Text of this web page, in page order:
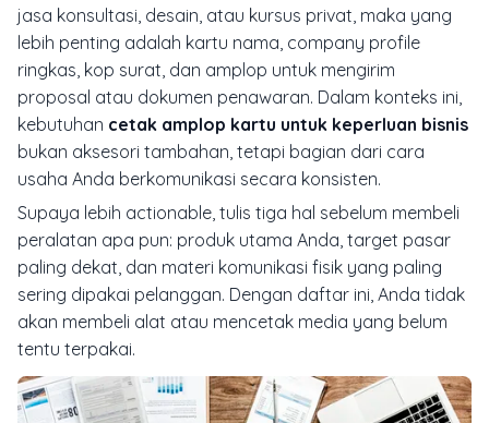
jasa konsultasi, desain, atau kursus privat, maka yang
lebih penting adalah kartu nama, company profile
ringkas, kop surat, dan amplop untuk mengirim
proposal atau dokumen penawaran. Dalam konteks ini,
kebutuhan cetak amplop kartu untuk keperluan bisnis
bukan aksesori tambahan, tetapi bagian dari cara
usaha Anda berkomunikasi secara konsisten.
Supaya lebih actionable, tulis tiga hal sebelum membeli
peralatan apa pun: produk utama Anda, target pasar
paling dekat, dan materi komunikasi fisik yang paling
sering dipakai pelanggan. Dengan daftar ini, Anda tidak
akan membeli alat atau mencetak media yang belum
tentu terpakai.